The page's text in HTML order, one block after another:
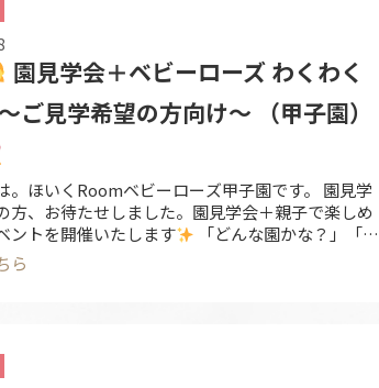
園見学会＋ベビーローズ わくわく
ご見学希望の方向け～ （甲子園）
。ほいくRoomベビーローズ甲子園です。 園見学
方、お待たせしました。園見学会＋親子で楽しめ
ントを開催いたします
「どんな園かな？」「保
気を知りたい」「入園を考えている」そんな皆さ
お気軽にお越しいただければと思います
ら